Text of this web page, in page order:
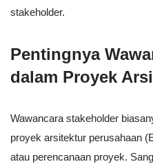
stakeholder.
Pentingnya
dalam Proyek
Wawancara stakeholder
proyek arsitektur perusahaan
atau perencanaan proyek.